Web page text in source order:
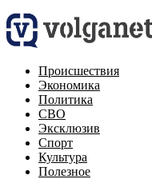
Происшествия
Экономика
Политика
СВО
Эксклюзив
Спорт
Культура
Полезное